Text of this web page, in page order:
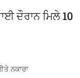
ਦੌਰਾਨ ਮਿਲੇ 10
ਨਕਾਰਾ